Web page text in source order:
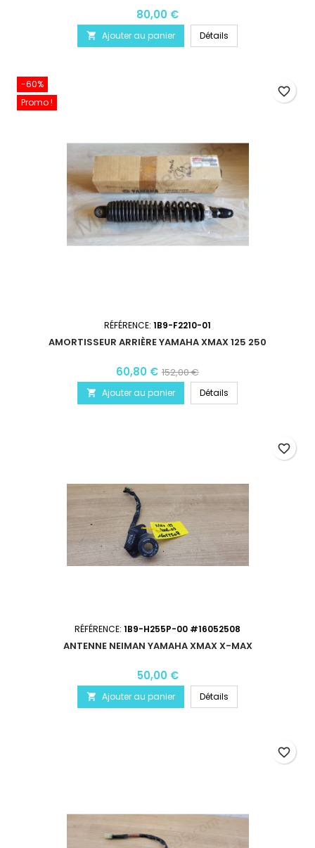
80,00 €
 Ajouter au panier Détails
-60%
Promo !
RÉFÉRENCE: 1B9-F2210-01
AMORTISSEUR ARRIÈRE YAMAHA XMAX 125 250
60,80 € 152,00 €
 Ajouter au panier Détails
favorite_border
RÉFÉRENCE: 1B9-H255P-00 #16052508
ANTENNE NEIMAN YAMAHA XMAX X-MAX
50,00 €
 Ajouter au panier Détails
favorite_border
favorite_border